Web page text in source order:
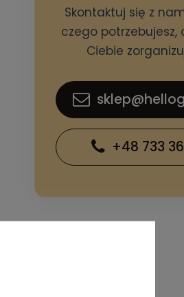
Skontaktuj się z
czego
Ciebie
+48 733